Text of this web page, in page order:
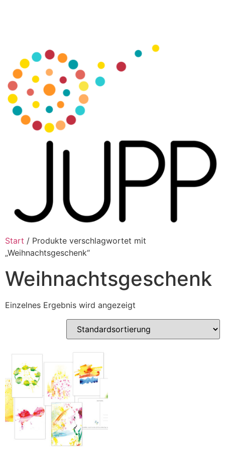
Start / Produkte verschlagwortet mit
„Weihnachtsgeschenk“
Weihnachtsgeschenk
Einzelnes Ergebnis wird angezeigt